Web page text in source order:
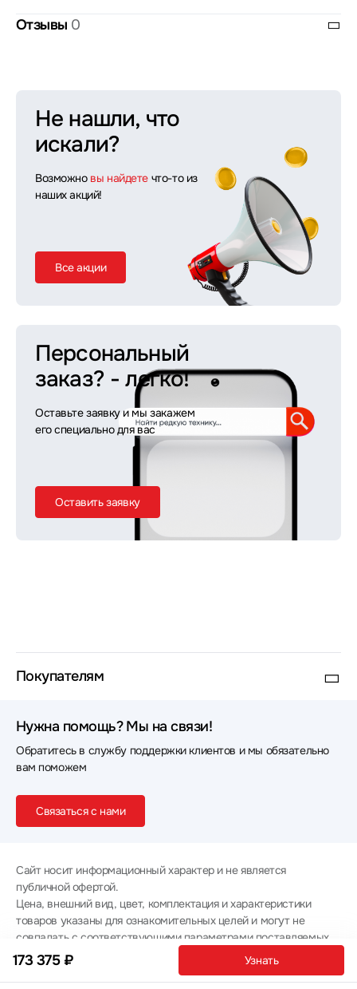
173 375 ₽ Узнать
Отзывы 0
Не нашли, что
искали?
Возможно вы найдете что-то из
наших акций!
Все акции
Персональный
заказ? - легко!
Оставьте заявку и мы закажем
его специально для вас
Оставить заявку
Покупателям
Нужна помощь? Мы на связи!
Обратитесь в службу поддержки клиентов и мы обязательно
вам поможем
Связаться с нами
Сайт носит информационный характер и не является
публичной офертой.
Цена, внешний вид, цвет, комплектация и характеристики
товаров указаны для ознакомительных целей и могут не
совпадать с соответствующими параметрами поставляемых
товаров - уточняйте информацию у менеджера при
оформлении заказа.